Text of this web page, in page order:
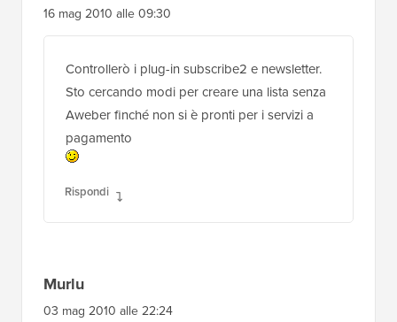
16 mag 2010 alle 09:30
Controllerò i plug-in subscribe2 e newsletter.
Sto cercando modi per creare una lista senza
Aweber finché non si è pronti per i servizi a
pagamento
Rispondi
Murlu
03 mag 2010 alle 22:24